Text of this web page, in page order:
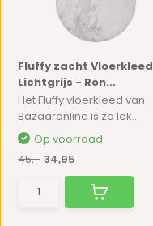
Fluffy zacht Vloerkleed
Lichtgrijs - Ron...
Het Fluffy vloerkleed van
Bazaaronline is zo lek...
Op voorraad
45,- 34,95